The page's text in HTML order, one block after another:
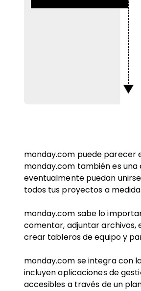
monday.com puede parecer
monday.com también es
eventualmente puedan
todos tus proyectos a
monday.com sabe lo
comentar, adjuntar archivos,
crear tableros de equipo y
monday.com se integra con
incluyen aplicaciones de
accesibles a través de un